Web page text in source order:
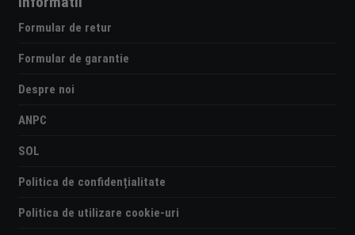
Formular de retur
Formular de garantie
Despre noi
ANPC
SOL
Politica de confidențialitate
Politica de utilizare cookie-uri